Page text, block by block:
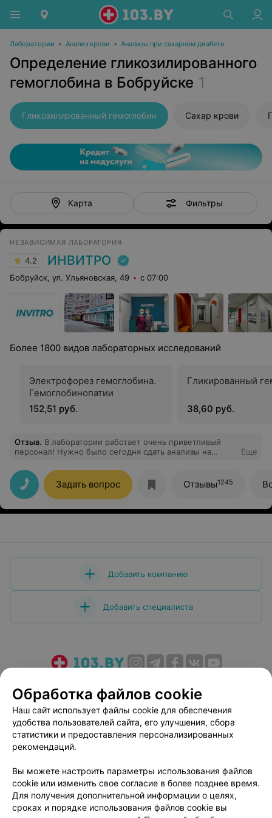
Лаборатории • Анализ крови • Анализы при сахарном диабете
Определение гликозилированного
гемоглобина в Бобруйске 1
Гликозилированный гемоглобин Сахар крови
Карта Фильтры
НЕЗАВИСИМАЯ ЛАБОРАТОРИЯ
4.2 ИНВИТРО
Бобруйск, ул. Ульяновская, 49 с 07:00
Более 1800 видов лабораторных исследований
Электрофорез гемоглобина.
Гемоглобинопатии
152,51 руб.
Гликированный
38,60 руб.
Отзыв. В лаборатории работает очень приветливый
персонал! Нужно было сегодня сдать анализы на
вопросы, помогли подобрать нужные комплексы,
чтобы не переплачивать за лишние тесты. Все классно!
Рекомендую!
Еще
Задать вопрос Отзывы1245
Добавить компанию
Добавить специалиста
Медицинский маркетинг
Публичный договор
Пользовательское соглашение
Способы оплаты
Вакансии
Партнеры
Написать руководителю 103.by
Персональные настройки cookie
Обработка персональных данных
Обработка файлов cookie
Наш сайт использует файлы cookie для обеспечения
удобства пользователей сайта, его улучшения, сбора
статистики и предоставления персонализированных
рекомендаций.
Вы можете настроить параметры использования файлов
cookie или изменить свое согласие в более позднее время.
Для получения дополнительной информации о целях,
сроках и порядке использования файлов cookie вы